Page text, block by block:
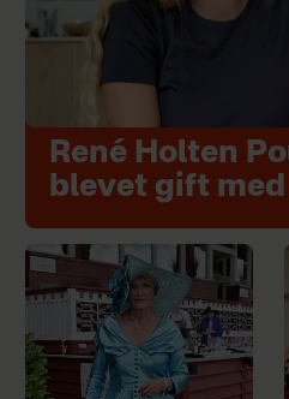
René Holten
blevet gift